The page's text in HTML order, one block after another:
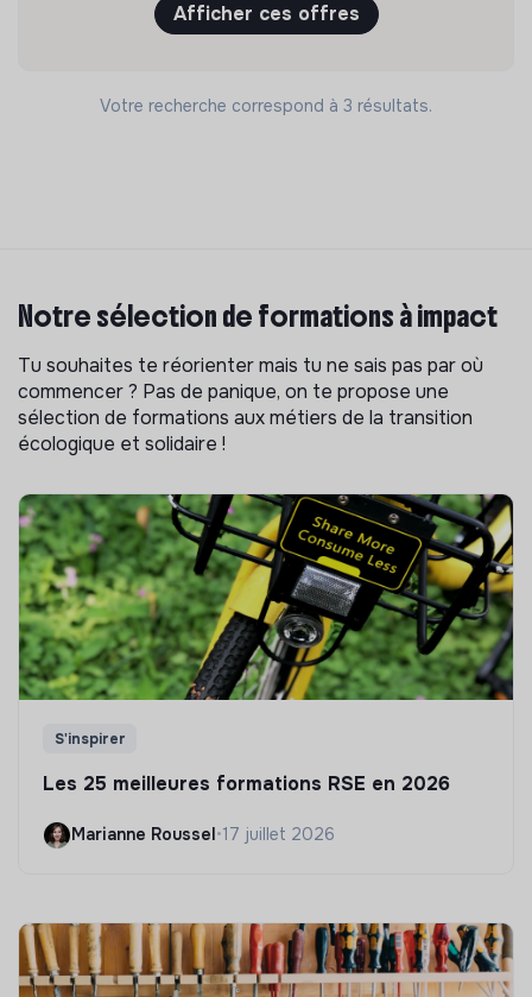
Afficher ces offres
Votre recherche correspond à 3 résultats.
Notre sélection de formations à impact
Tu souhaites te réorienter mais tu ne sais pas par où
commencer ? Pas de panique, on te propose une
sélection de formations aux métiers de la transition
écologique et solidaire !
S'inspirer
Les 25 meilleures formations RSE en 2026
Marianne Roussel•17 juillet 2026